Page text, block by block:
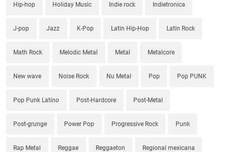
Hip-hop Holiday Music Indie rock Indietronica
J-pop Jazz K-Pop Latin Hip-Hop Latin Rock
Math Rock Melodic Metal Metal Metalcore
New wave Noise Rock Nu Metal Pop Pop PUNK
Pop Punk Latino Post-Hardcore Post-Metal
Post-grunge Power Pop Progressive Rock Punk
Rap Metal Reggae Reggaeton Regional mexicana